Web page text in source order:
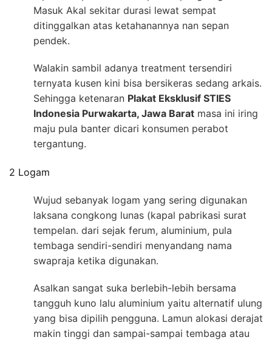
Masuk Akal sekitar durasi lewat sempat
ditinggalkan atas ketahanannya nan sepan
pendek.
Walakin sambil adanya treatment tersendiri
ternyata kusen kini bisa bersikeras sedang arkais.
Sehingga ketenaran Plakat Eksklusif STIES
Indonesia Purwakarta, Jawa Barat masa ini iring
maju pula banter dicari konsumen perabot
tergantung.
2 Logam
Wujud sebanyak logam yang sering digunakan
laksana congkong lunas (kapal pabrikasi surat
tempelan. dari sejak ferum, aluminium, pula
tembaga sendiri-sendiri menyandang nama
swapraja ketika digunakan.
Asalkan sangat suka berlebih-lebih bersama
tangguh kuno lalu aluminium yaitu alternatif ulung
yang bisa dipilih pengguna. Lamun alokasi derajat
makin tinggi dan sampai-sampai tembaga atau